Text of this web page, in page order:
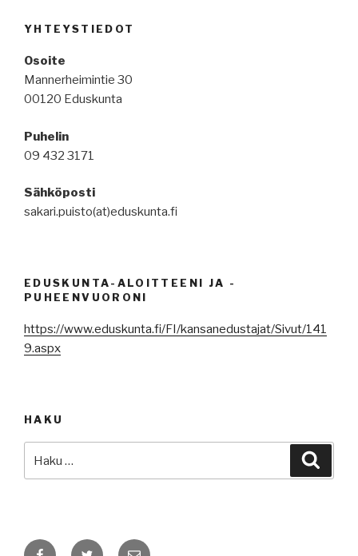
YHTEYSTIEDOT
Osoite
Mannerheimintie 30
00120 Eduskunta
Puhelin
09 432 3171
Sähköposti
sakari.puisto(at)eduskunta.fi
EDUSKUNTA-ALOITTEENI JA -
PUHEENVUORONI
https://www.eduskunta.fi/FI/kansanedustajat/Sivut/141
9.aspx
HAKU
FacebookTwitter Sähköposti